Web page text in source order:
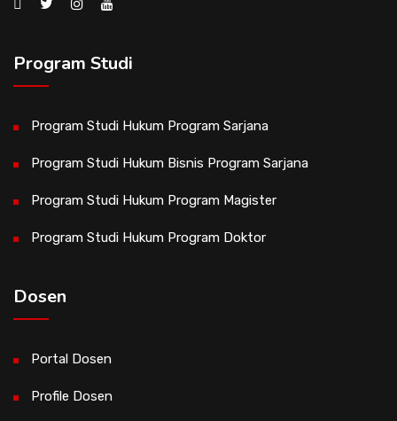
Program Studi
Program Studi Hukum Program Sarjana
Program Studi Hukum Bisnis Program Sarjana
Program Studi Hukum Program Magister
Program Studi Hukum Program Doktor
Dosen
Portal Dosen
Profile Dosen